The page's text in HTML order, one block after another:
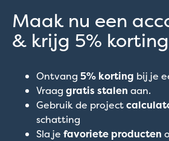
Maak nu een
& krijg 5%
Ontvang 5% korting bij je
Vraag gratis stalen aan.
Gebruik de project
schatting
Sla je favoriete producten